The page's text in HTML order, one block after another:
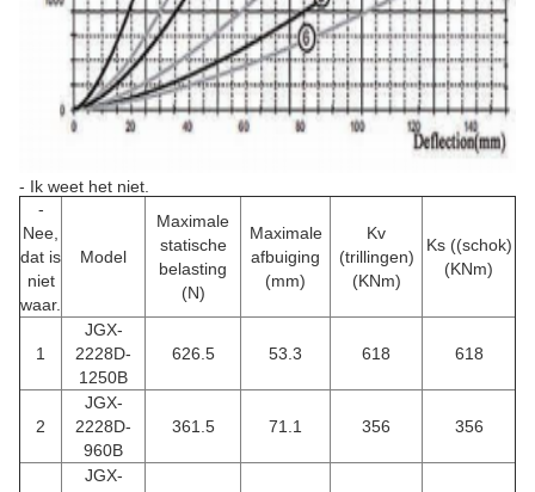
- Ik weet het niet.
-
Nee,
dat is
niet
waar.
Model
Maximale
statische
belasting
(N)
Maximale
afbuiging
(mm)
Kv
(trillingen)
(KNm)
Ks ((schok)
(KNm)
1
JGX-
2228D-
1250B
626.5 53.3 618 618
2
JGX-
2228D-
960B
361.5 71.1 356 356
JGX-